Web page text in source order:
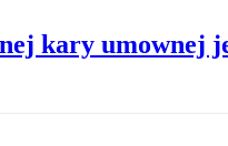
kary umownej